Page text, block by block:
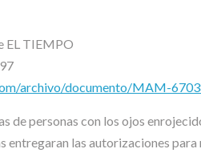
EL TIEMPO
archivo/documento/MAM-
de personas con los ojos
entregaran las autorizaciones